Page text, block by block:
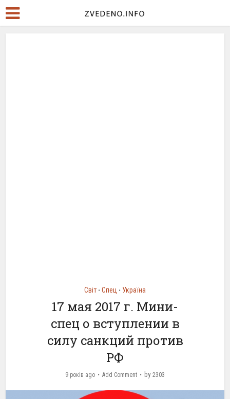
Світ • Спец • Україна
17 мая 2017 г. Мини-
спец о вступлении в
силу санкций против
РФ
9 років ago Add Comment by 2303